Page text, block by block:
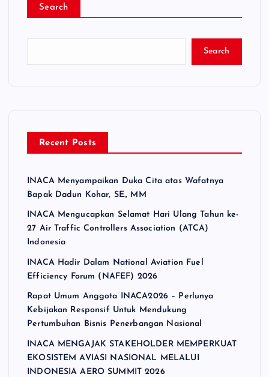
Search
Search
Recent Posts
INACA Menyampaikan Duka Cita atas Wafatnya
Bapak Dadun Kohar, SE., MM
INACA Mengucapkan Selamat Hari Ulang Tahun ke-
27 Air Traffic Controllers Association (ATCA)
Indonesia
INACA Hadir Dalam National Aviation Fuel
Efficiency Forum (NAFEF) 2026
Rapat Umum Anggota INACA2026 – Perlunya
Kebijakan Responsif Untuk Mendukung
Pertumbuhan Bisnis Penerbangan Nasional
INACA MENGAJAK STAKEHOLDER MEMPERKUAT
EKOSISTEM AVIASI NASIONAL MELALUI
INDONESIA AERO SUMMIT 2026